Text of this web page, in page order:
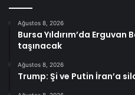
Ağustos 8, 2026
Bursa Yıldırım’da
taşınacak
Ağustos 8, 2026
Trump: Şi ve Putin İran’a